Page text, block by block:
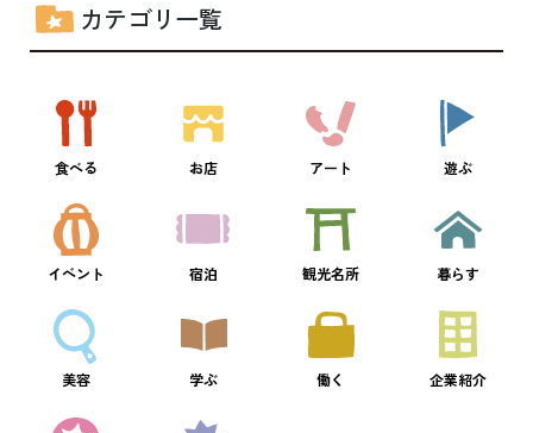
カテゴリ一覧
食べる お店 アート 遊ぶ
イベント 宿泊 観光名所 暮らす
美容 学ぶ 働く 企業紹介